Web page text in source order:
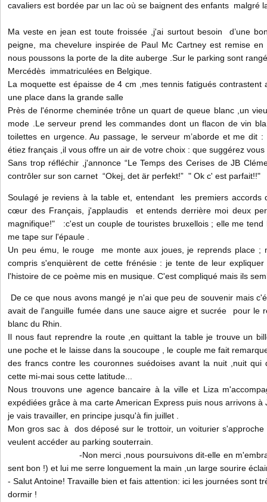
cavaliers est bordée par un lac où se baignent des enfants malgré
Ma veste en jean est toute froissée ,j'ai surtout besoin d’une
peigne, ma chevelure inspirée de Paul Mc Cartney est remise
nous poussons la porte de la dite auberge .Sur le parking sont
Mercédès immatriculées en Belgique.
La moquette est épaisse de 4 cm ,mes tennis fatigués contrastent
une place dans la grande salle
Près de l'énorme cheminée trône un quart de queue blanc ,un
mode .Le serveur prend les commandes dont un flacon de vin
toilettes en urgence. Au passage, le serveur m’aborde et me dit
étiez français ,il vous offre un air de votre choix : que suggérez
Sans trop réfléchir ,j'annonce “Le Temps des Cerises de JB
contrôler sur son carnet “Okej, det är perfekt!” " Ok c' est parfait!!"
Soulagé je reviens à la table et, entendant les premiers accords
cœur des Français, j'applaudis et entends derrière moi deux
magnifique!" :c'est un couple de touristes bruxellois ; elle me tend
me tape sur l'épaule .
Un peu ému, le rouge me monte aux joues, je reprends place ;
compris s'enquièrent de cette frénésie : je tente de leur
l'histoire de ce poème mis en musique. C'est compliqué mais ils
De ce que nous avons mangé je n'ai que peu de souvenir mais
avait de l'anguille fumée dans une sauce aigre et sucrée pour le
blanc du Rhin.
Il nous faut reprendre la route ,en quittant la table je trouve un
une poche et le laisse dans la soucoupe , le couple me fait
des francs contre les couronnes suédoises avant la nuit ,nuit qui
cette mi-mai sous cette latitude...
Nous trouvons une agence bancaire à la ville et Liza
expédiées grâce à ma carte American Express puis nous arrivons
je vais travailler, en principe jusqu'à fin juillet .
Mon gros sac à dos déposé sur le trottoir, un voiturier
veulent accéder au parking souterrain.
-Non merci ,nous poursuivons dit-elle en
sent bon !) et lui me serre longuement la main ,un large sourire
- Salut Antoine! Travaille bien et fais attention: ici les journées sont
dormir !